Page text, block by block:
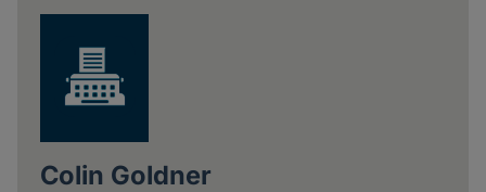
Colin Goldner